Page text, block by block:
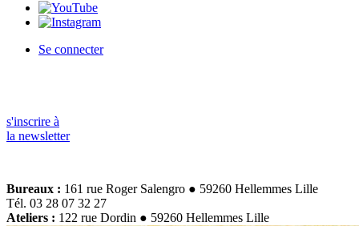
Se connecter
s'inscrire à
la newsletter
Bureaux : 161 rue Roger Salengro ● 59260 Hellemmes Lille
Tél. 03 28 07 32 27
Ateliers : 122 rue Dordin ● 59260 Hellemmes Lille